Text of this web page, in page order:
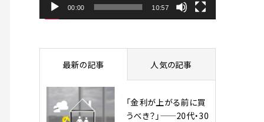
ー
00:00 10:57
最新の記事 人気の記事
「金利が上がる前に買
うべき？」——20代・30